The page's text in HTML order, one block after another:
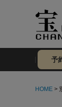
予
HOME >